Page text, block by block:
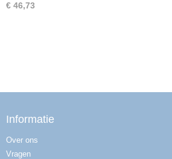
€ 46,73
Informatie
Over ons
Vragen